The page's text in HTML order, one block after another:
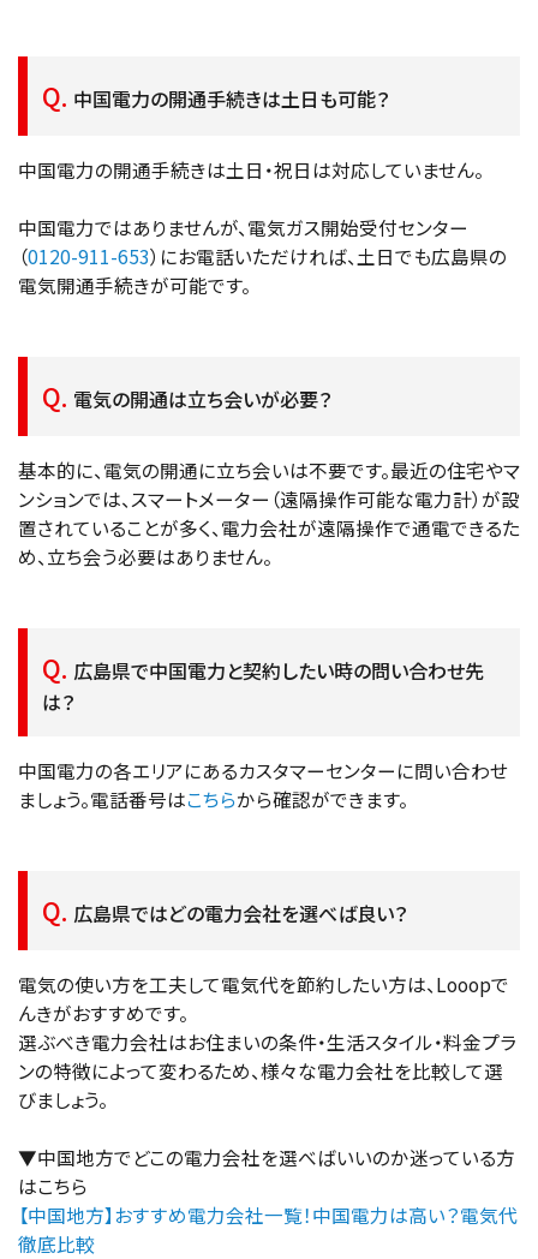
中国電力の開通手続きは土日も可能？
中国電力の開通手続きは土日・祝日は対応していません。
中国電力ではありませんが、電気ガス開始受付センター
（0120-911-653）にお電話いただければ、土日でも広島県の
電気開通手続きが可能です。
電気の開通は立ち会いが必要？
基本的に、電気の開通に立ち会いは不要です。最近の住宅やマ
ンションでは、スマートメーター（遠隔操作可能な電力計）が設
置されていることが多く、電力会社が遠隔操作で通電できるた
め、立ち会う必要はありません。
広島県で中国電力と契約したい時の問い合わせ先
は？
中国電力の各エリアにあるカスタマーセンターに問い合わせ
ましょう。電話番号はこちらから確認ができます。
広島県ではどの電力会社を選べば良い？
電気の使い方を工夫して電気代を節約したい方は、Looopで
んきがおすすめです。
選ぶべき電力会社はお住まいの条件・生活スタイル・料金プラ
ンの特徴によって変わるため、様々な電力会社を比較して選
びましょう。
▼中国地方でどこの電力会社を選べばいいのか迷っている方
はこちら
【中国地方】おすすめ電力会社一覧！中国電力は高い？電気代
徹底比較